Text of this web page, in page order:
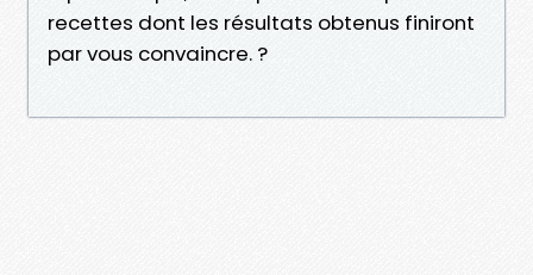
recettes dont les résultats obtenus finiront
par vous convaincre. ?